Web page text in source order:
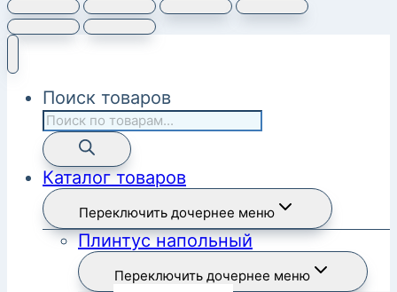
Поиск товаров
Каталог товаров
Переключить дочернее меню
Плинтус напольный
Переключить дочернее меню